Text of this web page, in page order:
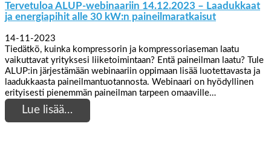
Tervetuloa ALUP-webinaariin 14.12.2023 – Laadukkaat
ja energiapihit alle 30 kW:n paineilmaratkaisut
14-11-2023
Tiedätkö, kuinka kompressorin ja kompressoriaseman laatu
vaikuttavat yrityksesi liiketoimintaan? Entä paineilman laatu? Tule
ALUP:in järjestämään webinaariin oppimaan lisää luotettavasta ja
laadukkaasta paineilmantuotannosta. Webinaari on hyödyllinen
erityisesti pienemmän paineilman tarpeen omaaville…
Lue lisää…